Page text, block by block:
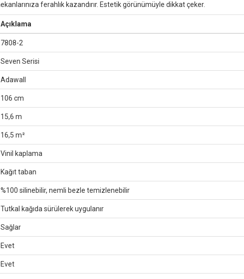
ferahlık kazandırır. Estetik görünümüyle dikkat çeker.
Açıklama
7808-2
Seven Serisi
Adawall
106 cm
15,6 m
16,5 m²
Vinil kaplama
Kağıt taban
%100 silinebilir, nemli bezle temizlenebilir
Tutkal kağıda sürülerek uygulanır
Sağlar
Evet
Evet